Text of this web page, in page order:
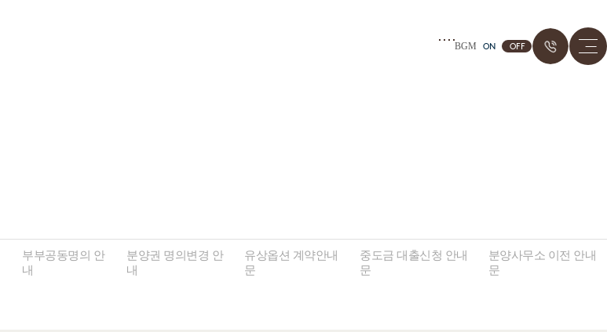
BGM ON OFF
부부공동명의 안
내
분양권 명의변경 안
내
유상옵션 계약안내
문
중도금 대출신청 안내
문
분양사무소 이전 안내
문